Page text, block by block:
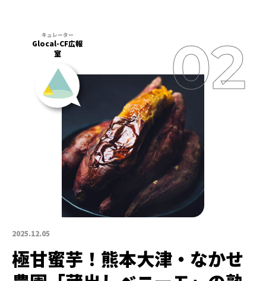
2025.12.05
Glocal-CF広報
室
極甘蜜芋！熊本大津・なかせ